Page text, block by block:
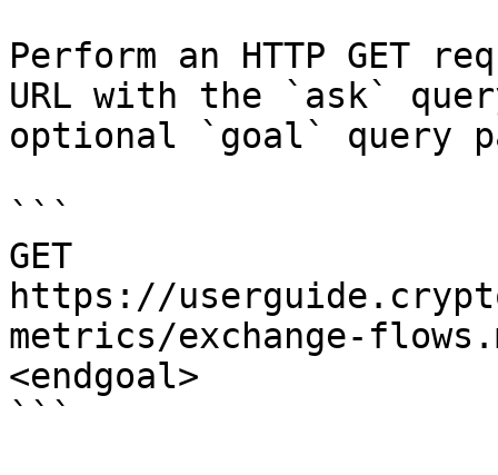
Perform an HTTP GET
URL with the `ask`
optional `goal` query
```
GET
https://
metrics/exchange-
<endgoal>
```